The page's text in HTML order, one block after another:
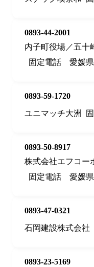
0893-44-2001
内子町役場／五十
固定電話
愛媛県
0893-59-1720
ユニマッチ大洲
0893-50-8917
株式会社エフコー
固定電話
愛媛県
0893-47-0321
石岡建設株式会社
0893-23-5169